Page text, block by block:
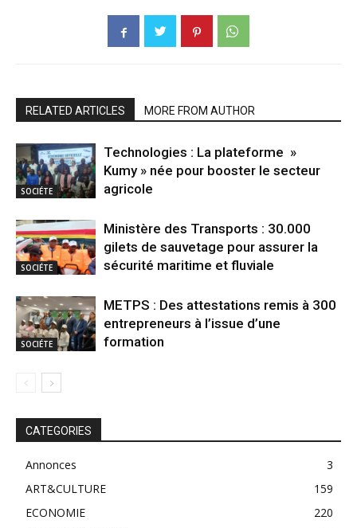
RELATED ARTICLES MORE FROM AUTHOR
SOCIÉTE
Technologies : La plateforme »
Kumy » née pour booster le secteur
agricole
SOCIÉTE
Ministère des Transports : 30.000
gilets de sauvetage pour assurer la
sécurité maritime et fluviale
SOCIÉTE
METPS : Des attestations remis à 300
entrepreneurs à l’issue d’une
formation
CATEGORIES
Annonces
3
ART&CULTURE
159
ECONOMIE
220